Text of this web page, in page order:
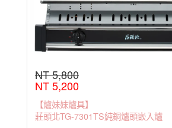
NT 5,800
NT 5,200
【爐妹妹爐具】
莊頭北TG-7301TS純銅爐頭嵌入爐